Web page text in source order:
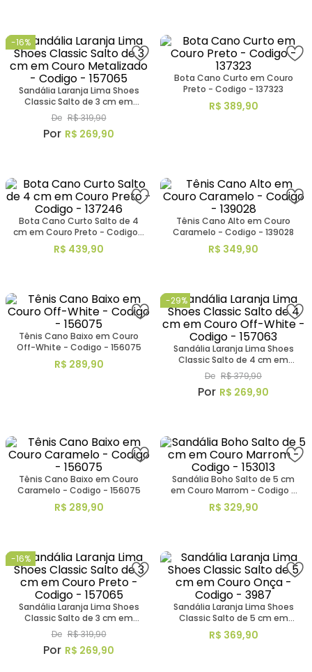
-16%
Sandália Laranja Lima Shoes
Classic Salto de 3 cm em
Couro Metalizado - Codigo -
157065
De R$319,90
R$ 269,90
Bota Cano Curto em Couro
Preto - Codigo - 137323
R$ 389,90
Bota Cano Curto Salto de 4
cm em Couro Preto - Codigo -
137246
R$ 439,90
Tênis Cano Alto em Couro
Caramelo - Codigo - 139028
R$ 349,90
Tênis Cano Baixo em Couro
Off-White - Codigo - 156075
R$ 289,90
-29%
Sandália Laranja Lima Shoes
Classic Salto de 4 cm em
Couro Off-White - Codigo -
157063
De R$379,90
R$ 269,90
Tênis Cano Baixo em Couro
Caramelo - Codigo - 156075
R$ 289,90
Sandália Boho Salto de 5 cm
em Couro Marrom - Codigo -
153013
R$ 329,90
-16%
Sandália Laranja Lima Shoes
Classic Salto de 3 cm em
Couro Preto - Codigo - 157065
De R$319,90
R$ 269,90
Sandália Laranja Lima Shoes
Classic Salto de 5 cm em
Couro Onça - Codigo - 3987
R$ 369,90